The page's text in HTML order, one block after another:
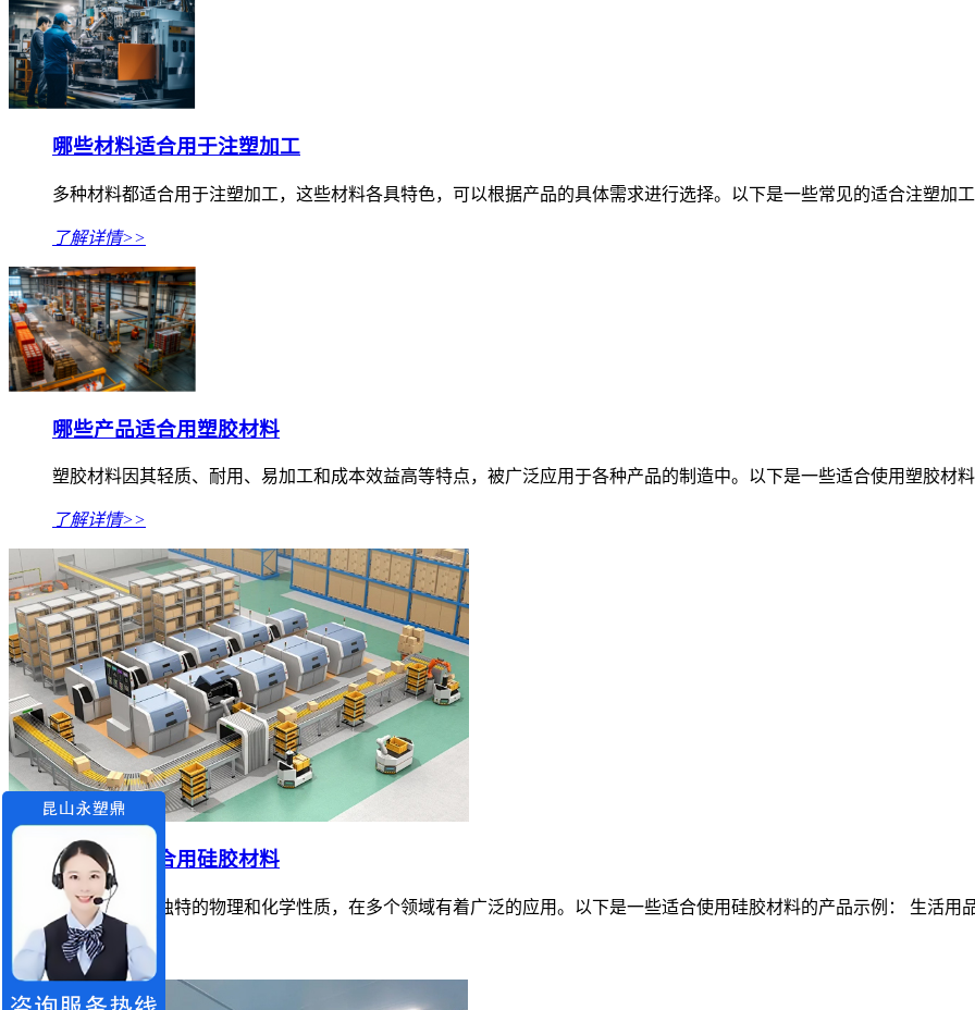
哪些材料适合用于注塑加工
多种材料都适合用于注塑加工，这些材料各具特色，可以根据产品的具体需求进行选择。以下是一些常见的适合注塑加
了解详情>>
哪些产品适合用塑胶材料
塑胶材料因其轻质、耐用、易加工和成本效益高等特点，被广泛应用于各种产品的制造中。以下是一些适合使用塑胶材
了解详情>>
哪些产品适合用硅胶材料
硅胶材料因其独特的物理和化学性质，在多个领域有着广泛的应用。以下是一些适合使用硅胶材料的产品示例： 生活用
了解详情>>